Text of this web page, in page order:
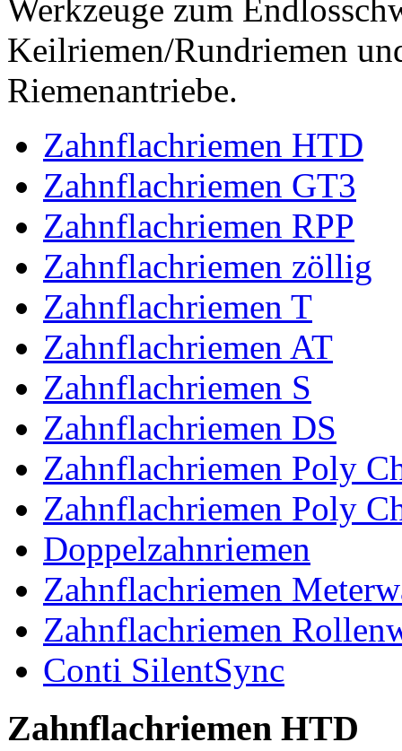
Werkzeuge zum
Keilriemen/Rundriemen
Riemenantriebe.
Zahnflachriemen HTD
Zahnflachriemen GT3
Zahnflachriemen RPP
Zahnflachriemen zöllig
Zahnflachriemen T
Zahnflachriemen AT
Zahnflachriemen S
Zahnflachriemen DS
Zahnflachriemen Poly
Zahnflachriemen Poly
Doppelzahnriemen
Zahnflachriemen
Zahnflachriemen
Conti SilentSync
Zahnflachriemen HTD